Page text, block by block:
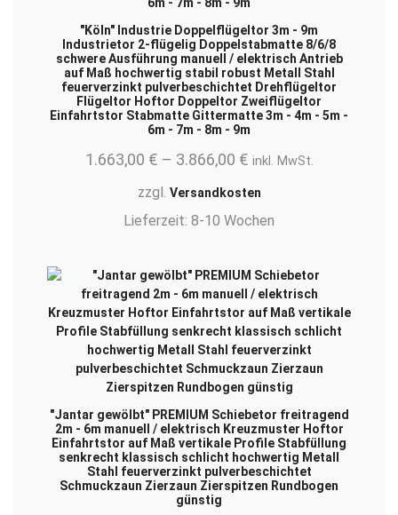
"Köln" Industrie Doppelflügeltor 3m - 9m
Industrietor 2-flügelig Doppelstabmatte 8/6/8
schwere Ausführung manuell / elektrisch Antrieb
auf Maß hochwertig stabil robust Metall Stahl
feuerverzinkt pulverbeschichtet Drehflügeltor
Flügeltor Hoftor Doppeltor Zweiflügeltor
Einfahrtstor Stabmatte Gittermatte 3m - 4m - 5m -
6m - 7m - 8m - 9m
1.663,00 € – 3.866,00 € inkl. MwSt.
zzgl. Versandkosten
Lieferzeit: 8-10 Wochen
"Jantar gewölbt" PREMIUM Schiebetor freitragend
2m - 6m manuell / elektrisch Kreuzmuster Hoftor
Einfahrtstor auf Maß vertikale Profile Stabfüllung
senkrecht klassisch schlicht hochwertig Metall
Stahl feuerverzinkt pulverbeschichtet
Schmuckzaun Zierzaun Zierspitzen Rundbogen
günstig